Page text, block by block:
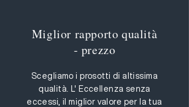
Miglior rapporto qualità
- prezzo
Scegliamo i prosotti di altissima
qualità. L' Eccellenza senza
eccessi, il miglior valore per la tua